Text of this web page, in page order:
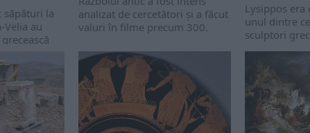
săpături la
Velia au
analizat de cercetători și a făcut
valuri în filme precum 300.
Lysippos era
unul dintre
sculptori